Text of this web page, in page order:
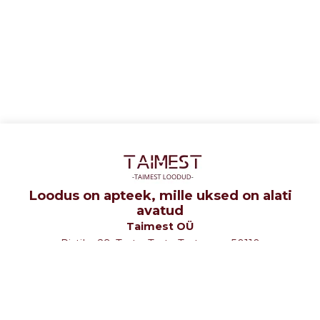
Loodus on apteek, mille uksed on alati
avatud
Taimest OÜ
Ristiku 29, Tartu, Tartu Tartumaa 50110